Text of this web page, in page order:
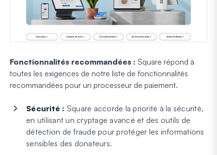
Fonctionnalités recommandées : Square répond à
toutes les exigences de notre liste de fonctionnalités
recommandées pour un processeur de paiement.
Sécurité : Square accorde la priorité à la sécurité,
en utilisant un cryptage avancé et des outils de
détection de fraude pour protéger les informations
sensibles des donateurs.